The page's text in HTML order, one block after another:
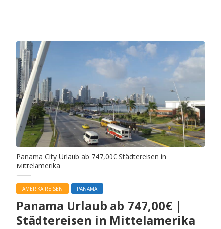
Panama City Urlaub ab 747,00€ Städtereisen in
Mittelamerika
AMERIKA REISEN PANAMA
Panama Urlaub ab 747,00€ |
Städtereisen in Mittelamerika